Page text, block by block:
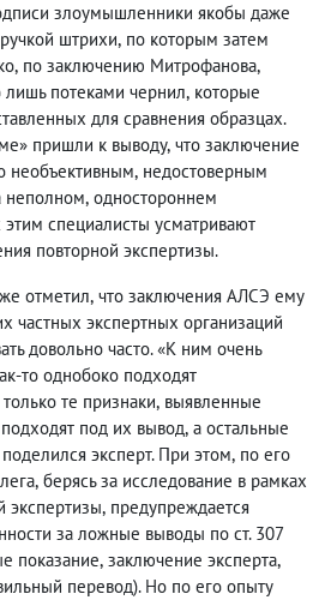
злоумышленники якобы даже
штрихи, по которым затем
, по заключению Митрофанова,
лишь потеками чернил, которые
для сравнения образцах.
пришли к выводу, что заключение
необъективным, недостоверным
неполном, одностороннем
этим специалисты усматривают
повторной экспертизы.
отметил, что заключения АЛСЭ ему
частных экспертных организаций
довольно часто. «К ним очень
то однобоко подходят
те признаки, выявленные
под их вывод, а остальные
эксперт. При этом, по его
, берясь за исследование в рамках
экспертизы, предупреждается
за ложные выводы по ст. 307
показание, заключение эксперта,
перевод). Но по его опыту